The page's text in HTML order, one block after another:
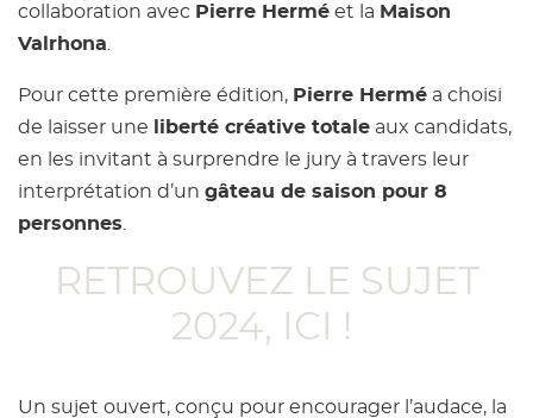
collaboration avec Pierre Hermé et la Maison
Valrhona
Pour cette première édition, Pierre Hermé a choisi
de laisser une
liberté créative totale aux candidats,
en les invitant à surprendre le jury à travers leur
interprétation d’un gâteau de saison pour 8
personnes
RETROUVEZ LE SUJET
2024, ICI !
Un sujet ouvert, conçu pour encourager l’audace, la